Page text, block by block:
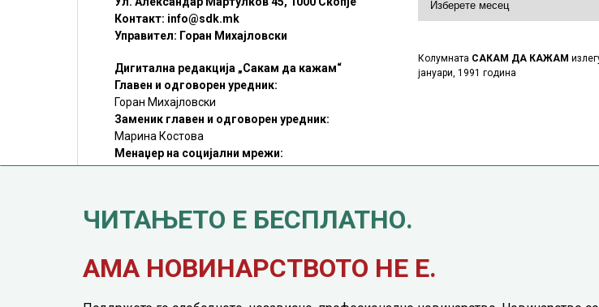
Контакт: info@sdk.mk
Управител: Горан Михајловски
Дигитална редакција „Сакам да кажам“
Главен и одговорен уредник:
Горан Михајловски
Заменик главен и одговорен уредник:
Марина Костова
Менаџер на социјални мрежи:
Мирослав Илиоски
©SDK.MK Крадењето авторски текстови е казниво со закон.
Преземањето на авторски содржини (текстови) од оваа
Колумната САКАМ ДА КАЖАМ
јануари, 1991 година
ЧИТАЊЕТО Е БЕСПЛАТНО.
АМА НОВИНАРСТВОТО НЕ Е.